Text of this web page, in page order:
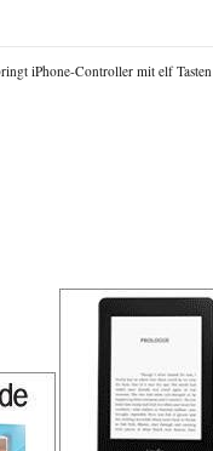
iPhone-Controller mit elf Tasten